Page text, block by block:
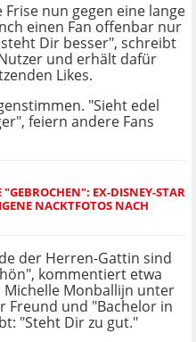
nun gegen eine lange
einen Fan offenbar nur
Dir besser", schreibt
und erhält dafür
Likes.
"Sieht edel
feiern andere Fans
"GEBROCHEN": EX-DISNEY-STAR
NACKTFOTOS NACH
der Herren-Gattin sind
kommentiert etwa
Michelle Monballijn unter
Freund und "Bachelor in
"Steht Dir zu gut."